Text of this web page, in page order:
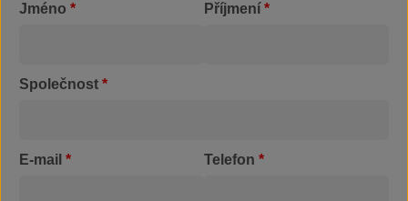
Jméno * Příjmení *
Společnost *
E-mail * Telefon *